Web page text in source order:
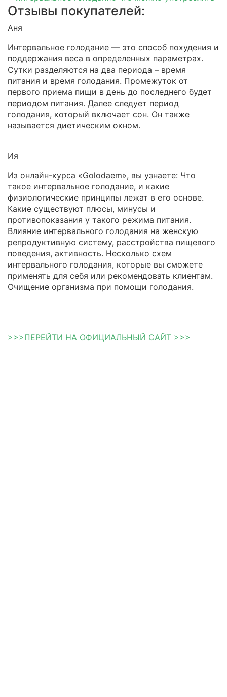
Отзывы покупателей:
Аня
Интервальное голодание — это способ похудения и
поддержания веса в определенных параметрах.
Сутки разделяются на два периода – время
питания и время голодания. Промежуток от
первого приема пищи в день до последнего будет
периодом питания. Далее следует период
голодания, который включает сон. Он также
называется диетическим окном.
Ия
Из онлайн-курса «Golodaem», вы узнаете: Что
такое интервальное голодание, и какие
физиологические принципы лежат в его основе.
Какие существуют плюсы, минусы и
противопоказания у такого режима питания.
Влияние интервального голодания на женскую
репродуктивную систему, расстройства пищевого
поведения, активность. Несколько схем
интервального голодания, которые вы сможете
применять для себя или рекомендовать клиентам.
Очищение организма при помощи голодания.
>>>ПЕРЕЙТИ НА ОФИЦИАЛЬНЫЙ САЙТ >>>